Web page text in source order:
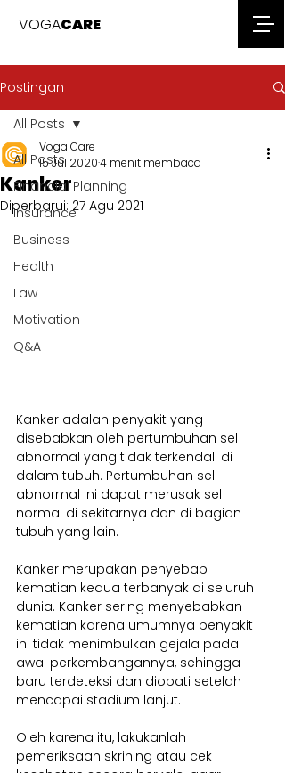
VOGACARE
Postingan
All Posts
Financial Planning
Insurance
Business
Health
Law
Motivation
Q&A
All Posts
Kanker
Voga Care
15 Jul 20204 menit membaca
Diperbarui:27 Agu 2021
Kanker adalah penyakit yang
disebabkan oleh pertumbuhan sel
abnormal yang tidak terkendali di
dalam tubuh. Pertumbuhan sel
abnormal ini dapat merusak sel
normal di sekitarnya dan di bagian
tubuh yang lain.
Kanker merupakan penyebab
kematian kedua terbanyak di seluruh
dunia. Kanker sering menyebabkan
kematian karena umumnya penyakit
ini tidak menimbulkan gejala pada
awal perkembangannya, sehingga
baru terdeteksi dan diobati setelah
mencapai stadium lanjut.
Oleh karena itu, lakukanlah
pemeriksaan skrining atau cek